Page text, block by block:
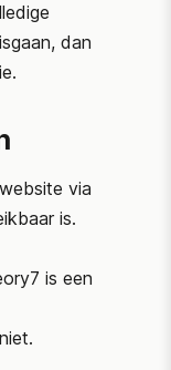
dan
via
is.
is een